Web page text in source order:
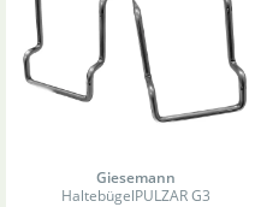
Giesemann
HaltebügelPULZAR G3